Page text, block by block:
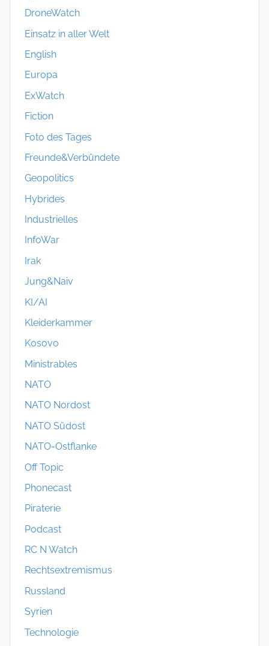
DroneWatch
Einsatz in aller Welt
English
Europa
ExWatch
Fiction
Foto des Tages
Freunde&Verbündete
Geopolitics
Hybrides
Industrielles
InfoWar
Irak
Jung&Naiv
KI/AI
Kleiderkammer
Kosovo
Ministrables
NATO
NATO Nordost
NATO Südost
NATO-Ostflanke
Off Topic
Phonecast
Piraterie
Podcast
RC N Watch
Rechtsextremismus
Russland
Syrien
Technologie